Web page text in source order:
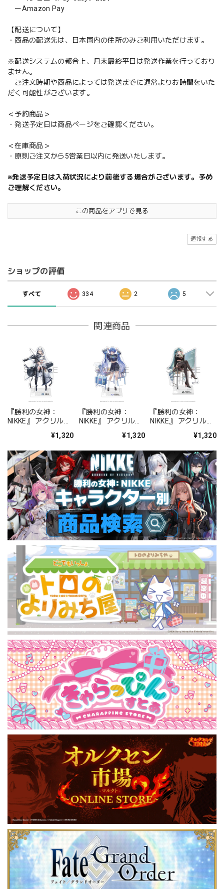
ーAmazon Pay
【配送について】
・商品の配送先は、日本国内の住所のみご利用いただけます。
※配送システムの都合上、月末最終平日は発送作業を行っており
ません。
ご注文時期や商品によっては発送までに通常よりお時間をいた
だく可能性がございます。
＜予約商品＞
・発送予定日は商品ページをご確認ください。
＜在庫商品＞
・原則ご注文から5営業日以内に発送いたします。
※発送予定日は入荷状況により前後する場合がございます。予め
ご理解ください。
この商品をアプリで見る
通報する
ショップの評価
すべて 334 2 5
関連商品
『勝利の女神：
NIKKE』 アクリルス
¥1,320
『勝利の女神：
NIKKE』 アクリルス
ォーチュンメイト
¥1,320
『勝利の女神：
NIKKE』 アクリルス
シャープレッスン
¥1,320